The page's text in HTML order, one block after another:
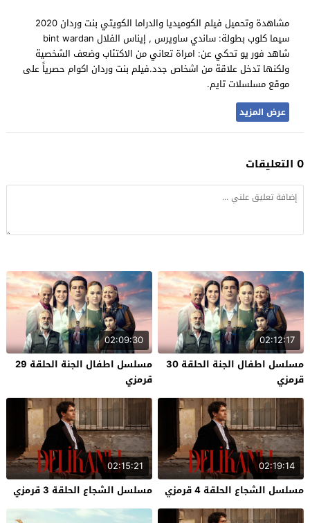
مشاهدة وتحميل فيلم الكوميديا والدراما الكويتي بنت وردان 2020
سيما كلوب بطولة: ساندي ساويرس , إيناس الفلال bint wardan
شاهد فور يو تحكي عن: امراة تعاني من الاكتئاب وضعف الشخصية
ولكنها تدخل علاقة من اشخاص جدد.فيلم بنت وردان اكوام حصرياً على
موقع مسلسلات تايم.
عرض المزيد
0 التعليقات
02:12:17
مسلسل اطفال الجنة الحلقة 30
قرمزي
02:09:30
مسلسل اطفال الجنة الحلقة 29
قرمزي
02:19:14
مسلسل الشجاع الحلقة 4 قرمزي
02:15:21
مسلسل الشجاع الحلقة 3 قرمزي